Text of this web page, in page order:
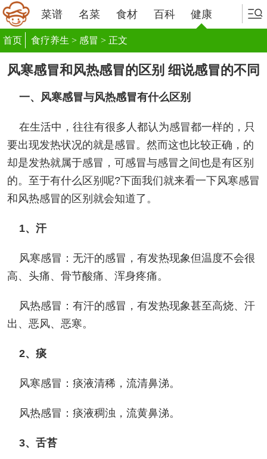
菜谱 名菜 食材 百科 健康
首页 食疗养生 > 感冒 > 正文
风寒感冒和风热感冒的区别 细说感冒的不同
一、风寒感冒与风热感冒有什么区别
在生活中，往往有很多人都认为感冒都一样的，只
要出现发热状况的就是感冒。然而这也比较正确，的
却是发热就属于感冒，可感冒与感冒之间也是有区别
的。至于有什么区别呢?下面我们就来看一下风寒感冒
和风热感冒的区别就会知道了。
1、汗
风寒感冒：无汗的感冒，有发热现象但温度不会很
高、头痛、骨节酸痛、浑身疼痛。
风热感冒：有汗的感冒，有发热现象甚至高烧、汗
出、恶风、恶寒。
2、痰
风寒感冒：痰液清稀，流清鼻涕。
风热感冒：痰液稠浊，流黄鼻涕。
3、舌苔